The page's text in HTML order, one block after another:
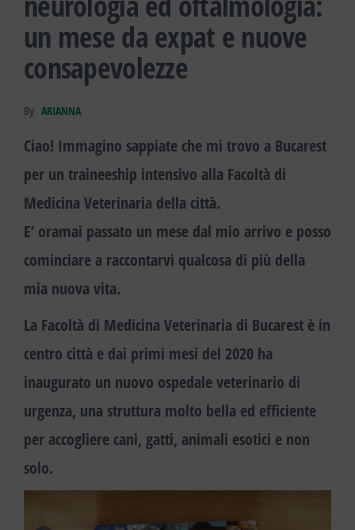
un mese da expat e nuove
consapevolezze
By ARIANNA
Ciao! Immagino sappiate che mi trovo a Bucarest
per un traineeship intensivo alla Facoltà di
Medicina Veterinaria della città.
E’ oramai passato un mese dal mio arrivo e posso
cominciare a raccontarvi qualcosa di più della
mia nuova vita.
La Facoltà di Medicina Veterinaria di Bucarest è in
centro città e dai primi mesi del 2020 ha
inaugurato un nuovo ospedale veterinario di
urgenza, una struttura molto bella ed efficiente
per accogliere cani, gatti, animali esotici e non
solo.